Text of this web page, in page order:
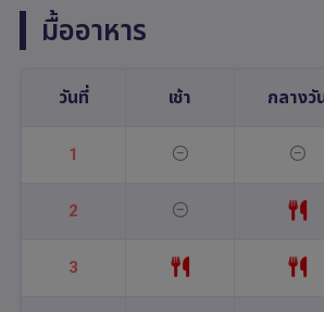
มื้ออาหาร
วันที่ เช้า กลางวั
1
2
3